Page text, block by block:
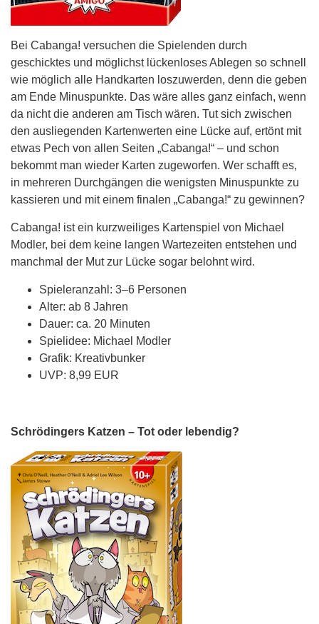
Bei Cabanga! versuchen die Spielenden durch
geschicktes und möglichst lückenloses Ablegen so schnell
wie möglich alle Handkarten loszuwerden, denn die geben
am Ende Minuspunkte. Das wäre alles ganz einfach, wenn
da nicht die anderen am Tisch wären. Tut sich zwischen
den ausliegenden Kartenwerten eine Lücke auf, ertönt mit
etwas Pech von allen Seiten „Cabanga!“ – und schon
bekommt man wieder Karten zugeworfen. Wer schafft es,
in mehreren Durchgängen die wenigsten Minuspunkte zu
kassieren und mit einem finalen „Cabanga!“ zu gewinnen?
Cabanga! ist ein kurzweiliges Kartenspiel von Michael
Modler, bei dem keine langen Wartezeiten entstehen und
manchmal der Mut zur Lücke sogar belohnt wird.
Spieleranzahl: 3–6 Personen
Alter: ab 8 Jahren
Dauer: ca. 20 Minuten
Spielidee: Michael Modler
Grafik: Kreativbunker
UVP: 8,99 EUR
Schrödingers Katzen – Tot oder lebendig?